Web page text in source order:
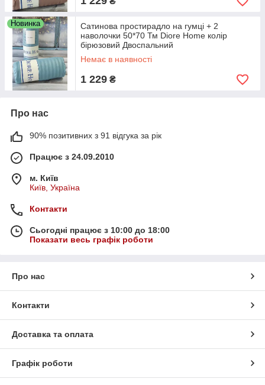
Новинка
Сатинова простирадло на гумці + 2
наволочки 50*70 Тм Diore Home колір
бірюзовий Двоспальний
Немає в наявності
1 229 ₴
Про нас
90% позитивних з 91 відгука за рік
Працює з 24.09.2010
м. Київ
Київ, Україна
Контакти
Сьогодні працює з 10:00 до 18:00
Показати весь графік роботи
Про нас
Контакти
Доставка та оплата
Графік роботи